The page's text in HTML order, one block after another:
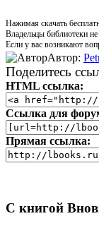
Нажимая скачать
Владельцы библиотеки не
Если у вас возникают
Автор:
Поделитесь
HTML ссылка:
Ссылка для
Прямая ссылка:
С книгой